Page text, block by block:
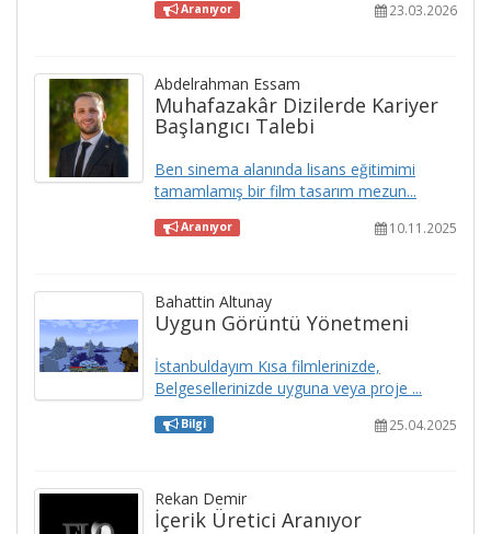
Aranıyor 23.03.2026
Abdelrahman Essam
Muhafazakâr Dizilerde Kariyer
Başlangıcı Talebi
Ben sinema alanında lisans eğitimimi
tamamlamış bir film tasarım mezun...
Aranıyor 10.11.2025
Bahattin Altunay
Uygun Görüntü Yönetmeni
İstanbuldayım Kısa filmlerinizde,
Belgesellerinizde uyguna veya proje ...
Bilgi 25.04.2025
Rekan Demir
İçerik Üretici Aranıyor